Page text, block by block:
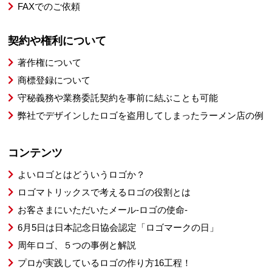
FAXでのご依頼
契約や権利について
著作権について
商標登録について
守秘義務や業務委託契約を事前に結ぶことも可能
弊社でデザインしたロゴを盗用してしまったラーメン店の例
コンテンツ
よいロゴとはどういうロゴか？
ロゴマトリックスで考えるロゴの役割とは
お客さまにいただいたメール-ロゴの使命-
6月5日は日本記念日協会認定「ロゴマークの日」
周年ロゴ、５つの事例と解説
プロが実践しているロゴの作り方16工程！